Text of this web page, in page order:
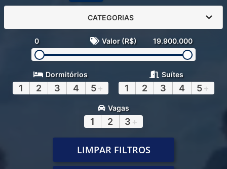
CATEGORIAS
0 Valor (R$) 19.900.000
Dormitórios
1 2 3 4 5+
Suítes
1 2 3 4 5+
Vagas
1 2 3 +
LIMPAR FILTROS